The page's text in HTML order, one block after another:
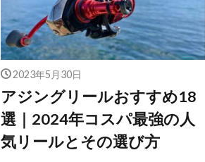
2023年5月30日
アジングリールおすすめ18
選｜2024年コスパ最強の人
気リールとその選び方